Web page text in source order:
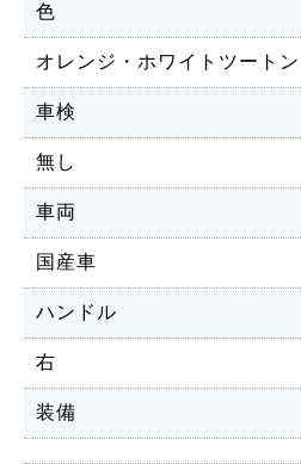
色
オレンジ・ホワイトツートン
車検
無し
車両
国産車
ハンドル
右
装備